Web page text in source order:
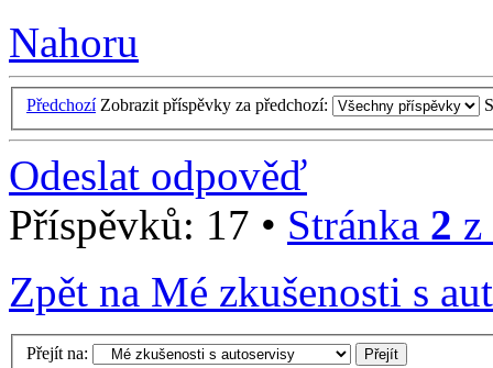
Nahoru
Předchozí Zobrazit příspěvky za předchozí:
Odeslat odpověď
Příspěvků: 17 • Stránka 2 z
Zpět na Mé zkušenosti s
Přejít na: